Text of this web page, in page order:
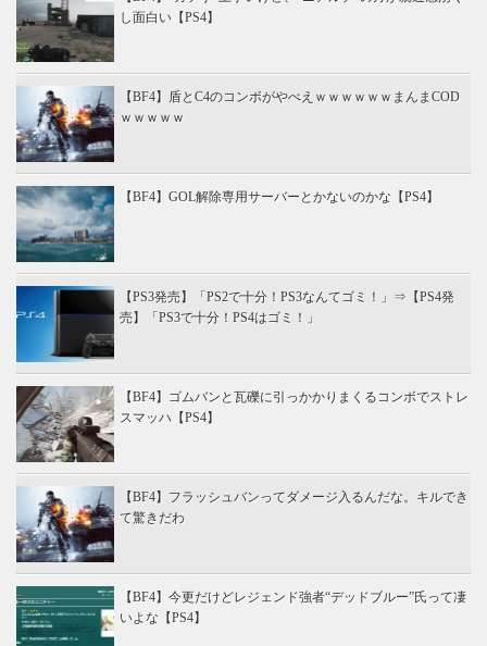
し面白い【PS4】
【BF4】盾とC4のコンボがやべえｗｗｗｗｗｗまんまCOD
ｗｗｗｗｗ
【BF4】GOL解除専用サーバーとかないのかな【PS4】
【PS3発売】「PS2で十分！PS3なんてゴミ！」⇒【PS4発
売】「PS3で十分！PS4はゴミ！」
【BF4】ゴムバンと瓦礫に引っかかりまくるコンボでストレ
スマッハ【PS4】
【BF4】フラッシュバンってダメージ入るんだな。キルでき
て驚きだわ
【BF4】今更だけどレジェンド強者“デッドブルー”氏って凄
いよな【PS4】